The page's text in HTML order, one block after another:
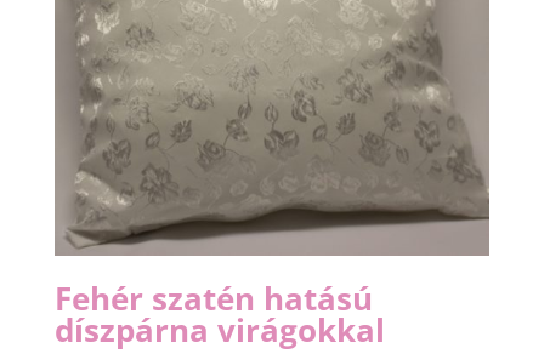
Fehér szatén hatású
díszpárna virágokkal